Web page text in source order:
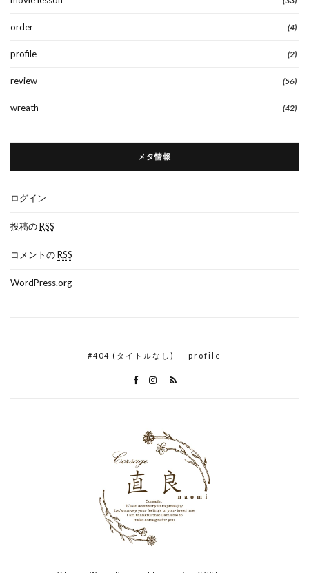
order (4)
profile (2)
review (56)
wreath (42)
メタ情報
ログイン
投稿のRSS
コメントのRSS
WordPress.org
#404 (タイトルなし) profile